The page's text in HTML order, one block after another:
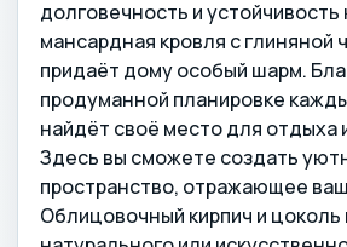
долговечность и устойчивость
мансардная кровля с глиняной
придаёт дому особый шарм.
продуманной планировке
найдёт своё место для отдыха
Здесь вы сможете создать
пространство, отражающее ваш
Облицовочный кирпич и цоколь